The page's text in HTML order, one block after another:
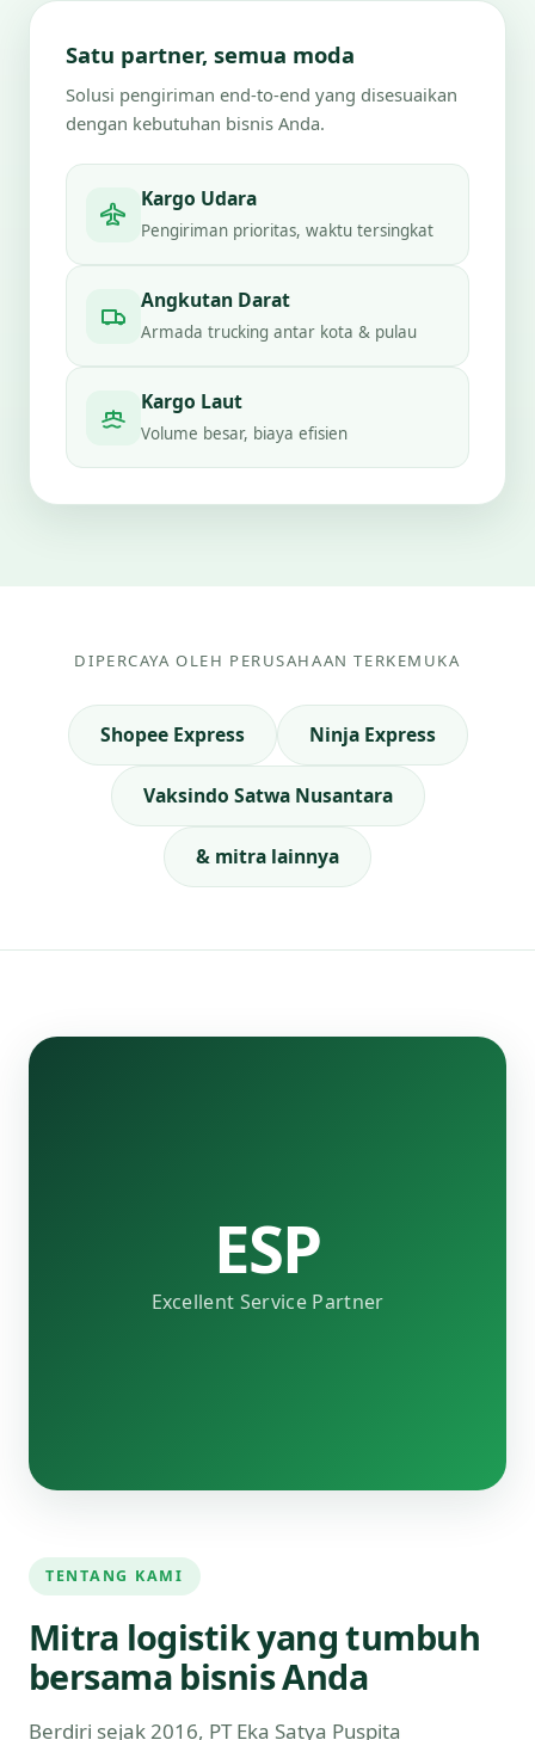
Satu partner, semua moda
Solusi pengiriman end-to-end yang disesuaikan
dengan kebutuhan bisnis Anda.
Kargo Udara
Pengiriman prioritas, waktu tersingkat
Angkutan Darat
Armada trucking antar kota & pulau
Kargo Laut
Volume besar, biaya efisien
DIPERCAYA OLEH PERUSAHAAN TERKEMUKA
Shopee Express Ninja Express
Vaksindo Satwa Nusantara
& mitra lainnya
ESP
Excellent Service Partner
TENTANG KAMI
Mitra logistik yang tumbuh
bersama bisnis Anda
Berdiri sejak 2016, PT Eka Satya Puspita